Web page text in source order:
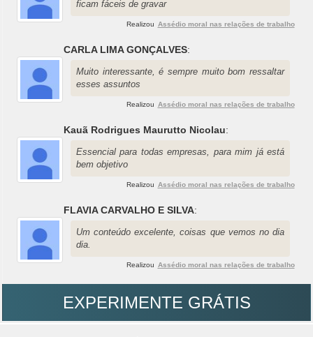
ficam fáceis de gravar
Realizou Assédio moral nas relações de trabalho
CARLA LIMA GONÇALVES:
Muito interessante, é sempre muito bom ressaltar
esses assuntos
Realizou Assédio moral nas relações de trabalho
Kauã Rodrigues Maurutto Nicolau:
Essencial para todas empresas, para mim já está
bem objetivo
Realizou Assédio moral nas relações de trabalho
FLAVIA CARVALHO E SILVA:
Um conteúdo excelente, coisas que vemos no dia
dia.
Realizou Assédio moral nas relações de trabalho
EXPERIMENTE GRÁTIS